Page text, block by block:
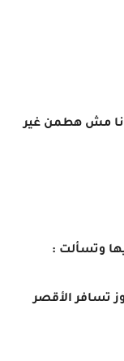
مش هطمن غير
وتسألت :
تسافر الأقصر